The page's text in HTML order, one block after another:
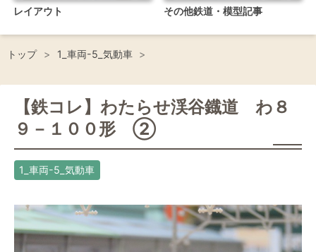
レイアウト その他鉄道・模型記事
トップ > 1_車両-5_気動車 >
【鉄コレ】わたらせ渓谷鐡道 わ８
９－１００形 ②
1_車両-5_気動車